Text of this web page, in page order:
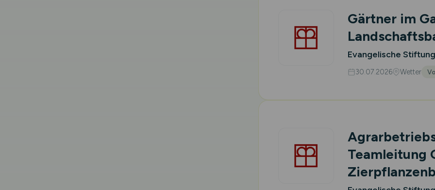
Gärtner im
Evangelische
30.07.2026 Wetter
Teamleitung